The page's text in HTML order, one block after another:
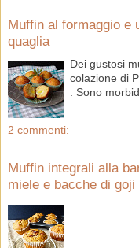
Muffin al formaggio e
quaglia
Dei gustosi
colazione di
. Sono
2 commenti:
Muffin integrali alla
miele e bacche di goji